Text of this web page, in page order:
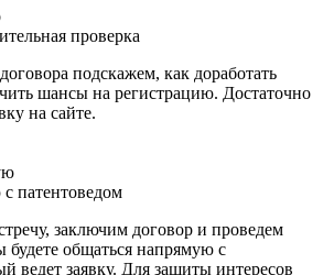
проверка
подскажем, как доработать
шансы на регистрацию. Достаточно
на сайте.
патентоведом
заключим договор и проведем
будете общаться напрямую с
ведет заявку. Для защиты интересов